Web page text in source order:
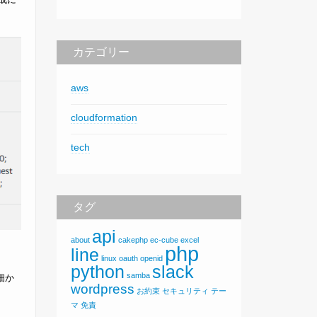
か
カテゴリー
aws
cloudformation
tech
タグ
about api cakephp ec-cube excel
line linux oauth openid php
python samba slack
wordpress お約束 セキュリティ テー
マ 免責